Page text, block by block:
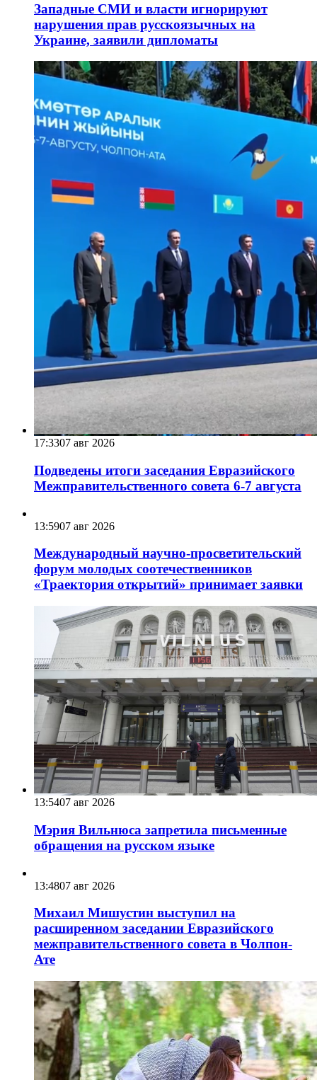
Западные СМИ и власти игнорируют
нарушения прав русскоязычных на
Украине, заявили дипломаты
17:3307 авг 2026
Подведены итоги заседания Евразийского
Межправительственного совета 6-7 августа
13:5907 авг 2026
Международный научно-просветительский
форум молодых соотечественников
«Траектория открытий» принимает заявки
13:5407 авг 2026
Мэрия Вильнюса запретила письменные
обращения на русском языке
13:4807 авг 2026
Михаил Мишустин выступил на
расширенном заседании Евразийского
межправительственного совета в Чолпон-
Ате